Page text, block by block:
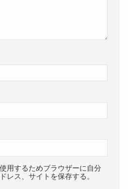
用するためブラウザーに自分
レス、サイトを保存する。